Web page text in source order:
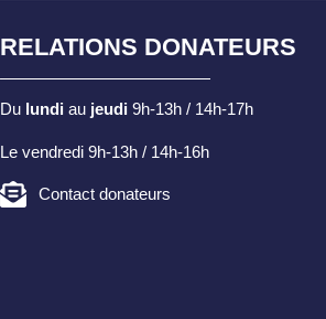
RELATIONS DONATEURS
Du lundiau jeudi9h-13h / 14h-17h
Le vendredi 9h-13h / 14h-16h
Contact donateurs